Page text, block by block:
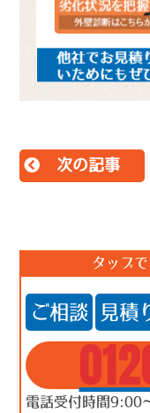
次の記事
タップ
ご相談 見積
電話受付時間9:00